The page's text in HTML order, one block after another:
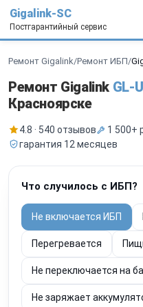
Gigalink-SC
Постгарантийный сервис
Ремонт Gigalink/Ремонт ИБП/
Ремонт Gigalink GL-
Красноярске
4.8 · 540 отзывов
1 500+
гарантия 12 месяцев
Что случилось с ИБП?
Не включается ИБП
Перегревается
Не переключается на
Не заряжает